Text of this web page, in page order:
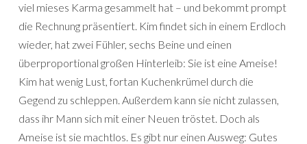
viel mieses Karma gesammelt hat – und bekommt prompt
die Rechnung präsentiert. Kim findet sich in einem Erdloch
wieder, hat zwei Fühler, sechs Beine und einen
überproportional großen Hinterleib: Sie ist eine Ameise!
Kim hat wenig Lust, fortan Kuchenkrümel durch die
Gegend zu schleppen. Außerdem kann sie nicht zulassen,
dass ihr Mann sich mit einer Neuen tröstet. Doch als
Ameise ist sie machtlos. Es gibt nur einen Ausweg: Gutes